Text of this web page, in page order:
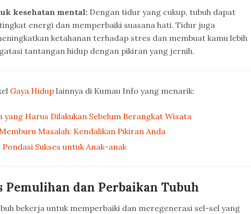
kesehatan mental:Dengan tidur yang cukup, tubuh dapat
energi dan memperbaiki suasana hati. Tidur juga
ketahanan terhadap stres dan membuat kamu lebih
tantangan hidup dengan pikiran yang jernih.
Gaya Hiduplainnya di Kumau Info yang menarik:
yang Harus Dilakukan Sebelum Berangkat Wisata
Masalah: Kendalikan Pikiran Anda
Sukses untuk Anak-anak
Pemulihan dan Perbaikan Tubuh
bekerja untuk memperbaiki dan meregenerasi sel-sel yang